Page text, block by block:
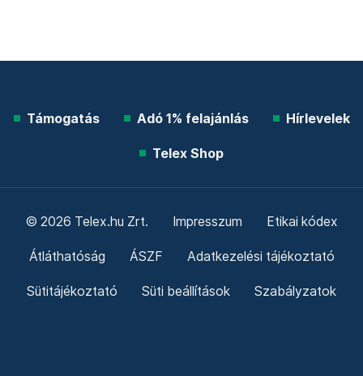
Támogatás Adó 1% felajánlás Hírlevelek
Telex Shop
© 2026 Telex.hu Zrt. Impresszum Etikai kódex
Átláthatóság ÁSZF Adatkezelési tájékoztató
Sütitájékoztató Süti beállítások Szabályzatok